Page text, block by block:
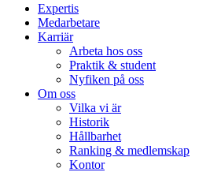
Expertis
Medarbetare
Karriär
Arbeta hos oss
Praktik & student
Nyfiken på oss
Om oss
Vilka vi är
Historik
Hållbarhet
Ranking & medlemskap
Kontor